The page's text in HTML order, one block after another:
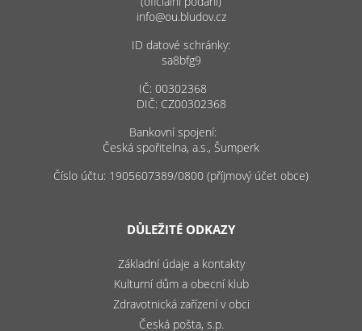
info@ou.bludov.cz
ID datové schránky:
sa8bfg9
IČ: 00302368
DIČ: CZ00302368
Bankovní spojení:
Česká spořitelna, a.s., Šumperk
Číslo účtu: 1905607389/0800 (příjmový účet obce)
DŮLEŽITÉ ODKAZY
Základní údaje a kontakty
Kulturní dům a obecní klub
Zdravotnická zařízení v obci
Česká pošta, s.p.